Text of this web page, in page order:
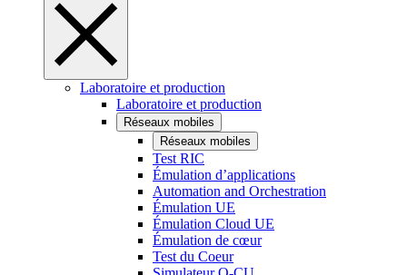
Laboratoire et production
Laboratoire et production
Réseaux mobiles
Réseaux mobiles
Test RIC
Émulation d’applications
Automation and Orchestration
Émulation UE
Émulation Cloud UE
Émulation de cœur
Test du Coeur